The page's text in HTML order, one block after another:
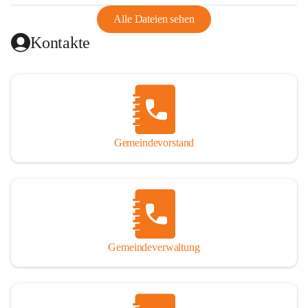
Aus diesem Grund war die Bevölkerung dazu gezwungen,
Schmuggel zu betreiben. Es kam oft zu nächtlichen
Überfällen und Schießereien. Erst mit dem Anschluss des
wirtschaftlich ging es bergauf. Dieser Aufschwung endete
1926. Es folgten Arbeitslosigkeit, Preissteigerung und
Unanbringlichkeit von Produkten. Daher wurde der
Anschluss an das Deutsche Reich begrüßt. Als der Zweite
Weltkrieg ausbrach, schwang die Stimmung um. Es starben
26 Männer an der Front, weitere 16 werden vermisst.
Von 1971 bis 1991 gehörte Wörterberg zur Gemeinde
Ollersdorf. Durch den Einsatz von mehreren Ortsansässigen
wurde Wörterberg 1991 wieder eine eigenständige
Die Gemeinde liegt im Südburgenland im Nordwesten des
Alle Dateien sehen
Kontakte
Gemeindevorstand
Gemeindeverwaltung